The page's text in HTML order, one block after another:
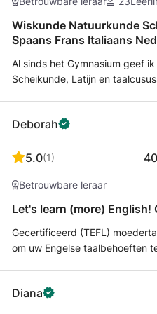
Wiskunde Natuurkunde
Spaans Frans Italiaans
Al sinds het Gymnasium geef
Scheikunde, Latijn en
procenten en alle andere
Deborah
5.0(1)
Betrouwbare leraar
Gecertificeerd (TEFL)
om uw Engelse taalbehoeften
uw Engelse lessen op maat
Diana